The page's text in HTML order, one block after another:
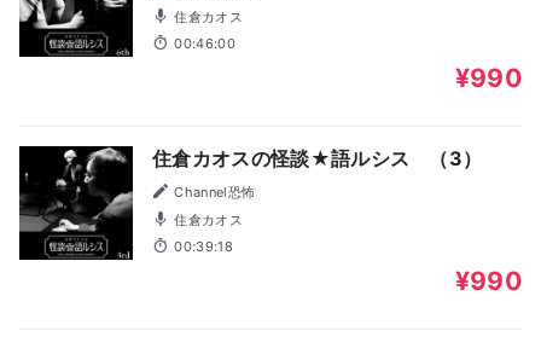
住倉カオス
00:46:00
¥990
住倉カオスの怪談★語ルシス （3）
Channel恐怖
住倉カオス
00:39:18
¥990